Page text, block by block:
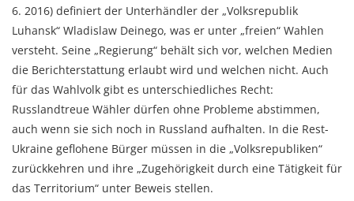
6. 2016) definiert der Unterhändler der „Volksrepublik
Luhansk“ Wladislaw Deinego, was er unter „freien“ Wahlen
versteht. Seine „Regierung“ behält sich vor, welchen Medien
die Berichterstattung erlaubt wird und welchen nicht. Auch
für das Wahlvolk gibt es unterschiedliches Recht:
Russlandtreue Wähler dürfen ohne Probleme abstimmen,
auch wenn sie sich noch in Russland aufhalten. In die Rest-
Ukraine geflohene Bürger müssen in die „Volksrepubliken“
zurückkehren und ihre „Zugehörigkeit durch eine Tätigkeit für
das Territorium“ unter Beweis stellen.